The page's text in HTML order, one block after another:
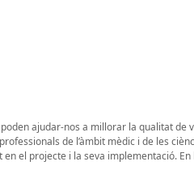
ajudar-nos a millorar la qualitat
de l’àmbit mèdic i de les
el projecte i la seva implementació.